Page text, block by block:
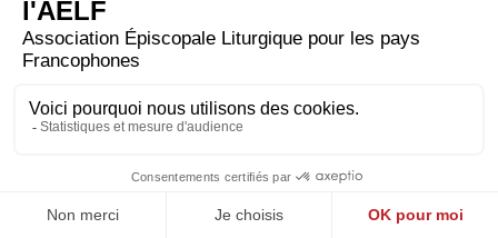
Dans ton amour inépuisable, Dieu éternel et tout-
puissant, tu combles ceux qui t'implorent, bien au-delà
de leurs mérites et de leurs désirs ; répands sur nous
l'inquiète et en donnant plus que nous n'osons
demander.